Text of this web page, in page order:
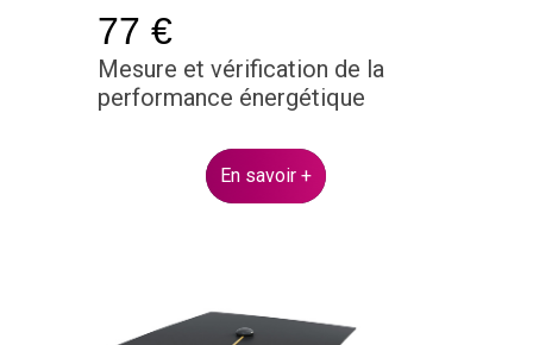
77 €
Mesure et vérification de la
performance énergétique
En savoir +